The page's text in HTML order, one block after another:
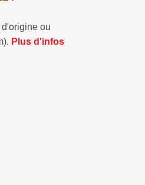
ou
Plus d'infos